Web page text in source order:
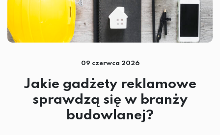
09 czerwca 2026
Jakie gadżety reklamowe
sprawdzą się w branży
budowlanej?